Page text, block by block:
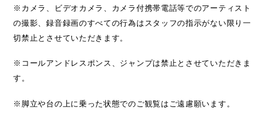
※カメラ、ビデオカメラ、カメラ付携帯電話等でのアーティスト
の撮影、録音録画のすべての行為はスタッフの指示がない限り一
切禁止とさせていただきます。
※コールアンドレスポンス、ジャンプは禁止とさせていただきま
す。
※脚立や台の上に乗った状態でのご観覧はご遠慮願います。